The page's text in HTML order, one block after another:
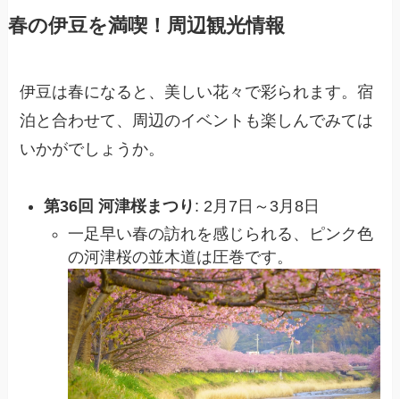
春の伊豆を満喫！周辺観光情報
伊豆は春になると、美しい花々で彩られます。宿
泊と合わせて、周辺のイベントも楽しんでみては
いかがでしょうか。
第36回 河津桜まつり : 2月7日～3月8日
一足早い春の訪れを感じられる、ピンク色
の河津桜の並木道は圧巻です。